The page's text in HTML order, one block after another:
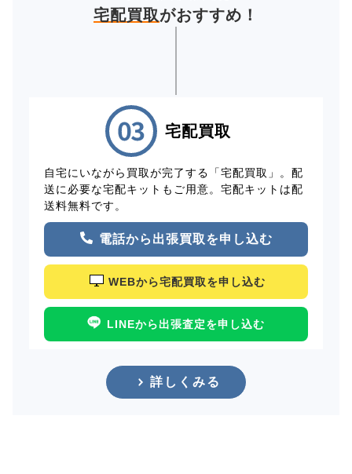
宅配買取がおすすめ！
宅配買取
自宅にいながら買取が完了する「宅配買取」。配
送に必要な宅配キットもご用意。宅配キットは配
送料無料です。
電話から出張買取を申し込む
WEBから宅配買取を申し込む
LINEから出張査定を申し込む
詳しくみる